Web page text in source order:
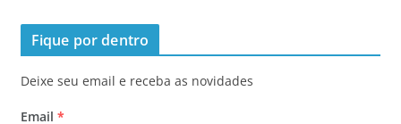
Fique por dentro
Deixe seu email e receba as novidades
Email *